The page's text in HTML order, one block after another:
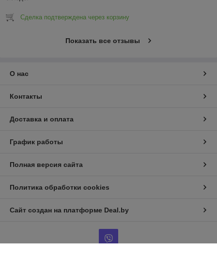
Сделка подтверждена через корзину
Показать все отзывы
О нас
Контакты
Доставка и оплата
График работы
Полная версия сайта
Политика обработки cookies
Сайт создан на платформе Deal.by